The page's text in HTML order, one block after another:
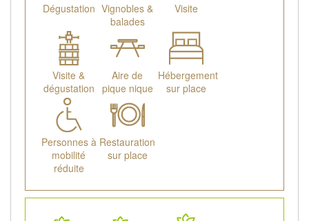
Dégustation Vignobles &
balades
Visite
Visite &
dégustation
Aire de
pique nique
Hébergement
sur place
Personnes à
mobilité
réduite
Restauration
sur place